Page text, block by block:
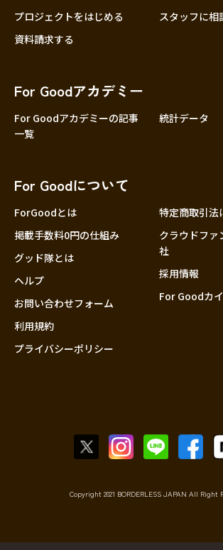
プロジェクトをはじめる
スタッフに相
資料請求する
For Goodアカデミー
For Goodアカデミーの記事
一覧
統計データ
For Goodについて
ForGoodとは
掲載手数料0円の仕組み
グッド隊とは
ヘルプ
お問い合わせフォーム
利用規約
プライバシーポリシー
特定商取引法
クラウドファ
社
採用情報
For Goodカ
Copyright 2021 BORDERLESS JAPAN All Right